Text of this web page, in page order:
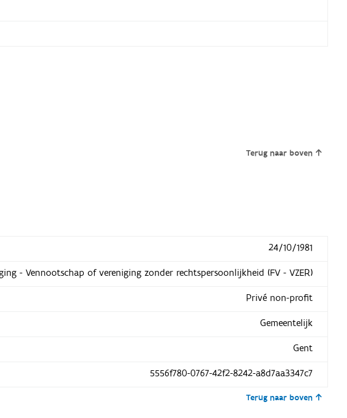
Terug naar boven
24/10/1981
- Vennootschap of vereniging zonder rechtspersoonlijkheid (FV - VZER)
Privé non-profit
Gemeentelijk
Gent
5556f780-0767-42f2-8242-a8d7aa3347c7
Terug naar boven